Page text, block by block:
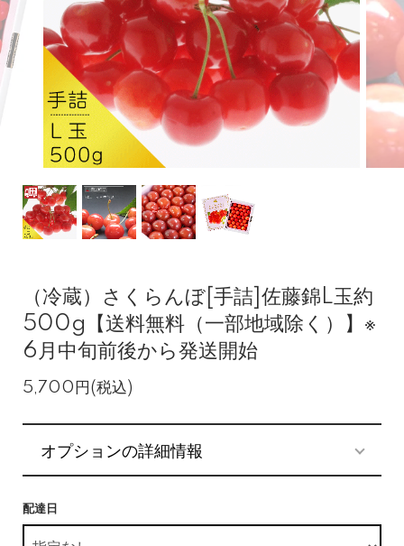
（冷蔵）さくらんぼ[手詰]佐藤錦L玉約
500g【送料無料（一部地域除く）】※
6月中旬前後から発送開始
5,700円(税込)
オプションの詳細情報
配達日